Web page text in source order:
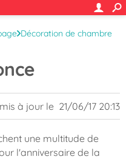
Décoration de chambre
à jour le 21/06/17 20:13
une multitude de
l'anniversaire de la